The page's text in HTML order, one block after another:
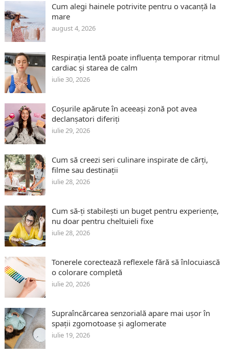
Cum alegi hainele potrivite pentru o vacanță la
mare
august 4, 2026
Respirația lentă poate influența temporar ritmul
cardiac și starea de calm
iulie 30, 2026
Coșurile apărute în aceeași zonă pot avea
declanșatori diferiți
iulie 29, 2026
Cum să creezi seri culinare inspirate de cărți,
filme sau destinații
iulie 28, 2026
Cum să-ți stabilești un buget pentru experiențe,
nu doar pentru cheltuieli fixe
iulie 28, 2026
Tonerele corectează reflexele fără să înlocuiască
o colorare completă
iulie 20, 2026
Supraîncărcarea senzorială apare mai ușor în
spații zgomotoase și aglomerate
iulie 19, 2026